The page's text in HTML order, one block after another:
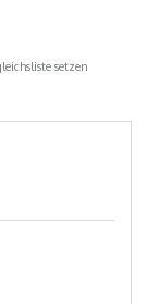
setzen